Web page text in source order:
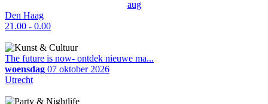
aug
Den Haag
21.00 - 0.00
The future is now- ontdek nieuwe ma...
woensdag 07 oktober 2026
Utrecht